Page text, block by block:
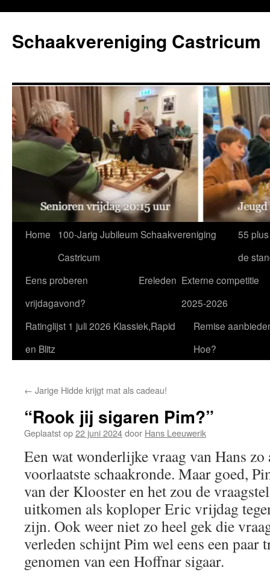
de
inhoud
Schaakvereniging Castricum
Home
100-Jarig Jubileum Schaakvereniging
Castricum
55
de
Eens proberen
vrijdagavond?
Ereleden Externe competitie
2025-2026
Ratinglijst 1 juli 2026 Klassiek,Rapid
en Blitz
Remise
Hoe?
← Jarige Hidde krijgt mat als cadeau!
“Rook jij sigaren Pim?”
Geplaatst op22 juni 2024door Hans Leeuwerik
Een wat wonderlijke vraag van Hans zo
voorlaatste schaakronde. Maar goed,
van der Klooster en het zou de
uitkomen als koploper Eric vrijdag
zijn. Ook weer niet zo heel gek die
verleden schijnt Pim wel eens een paar
genomen van een Hoffnar sigaar.